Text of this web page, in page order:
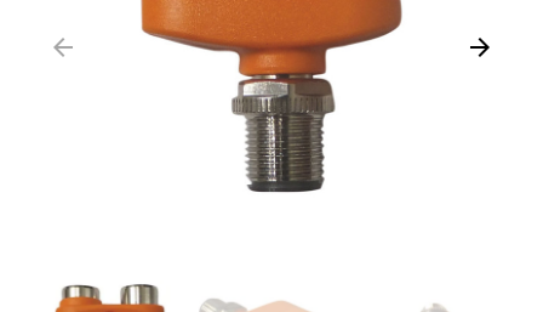
arrow_backward Weiter
arrow_forward